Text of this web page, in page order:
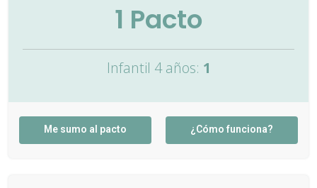
1 Pacto
Infantil 4 años: 1
Me sumo al pacto ¿Cómo funciona?